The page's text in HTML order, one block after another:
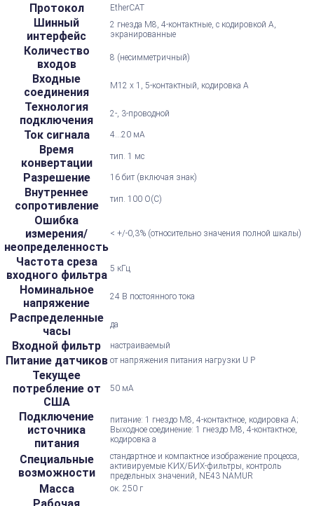
Протокол EtherCAT
Шинный
интерфейс
2 гнезда M8, 4-контактные, с кодировкой А,
экранированные
Количество
входов
8 (несимметричный)
Входные
соединения
M12 x 1, 5-контактный, кодировка А
Технология
подключения
2-, 3-проводной
Ток сигнала 4...20 мА
Время
конвертации
тип. 1 мс
Разрешение 16 бит (включая знак)
Внутреннее
сопротивление
тип. 100 О(C)
Ошибка
измерения/
неопределенность
< +/-0,3% (относительно значения полной шкалы)
Частота среза
входного фильтра 5 кГц
Номинальное
напряжение
24 В постоянного тока
Распределенные
часы
да
Входной фильтр настраиваемый
Питание датчиков от напряжения питания нагрузки U P
Текущее
потребление от
США
50 мА
Подключение
источника
питания
питание: 1 гнездо M8, 4-контактное, кодировка А;
Выходное соединение: 1 гнездо M8, 4-контактное,
кодировка a
Специальные
возможности
стандартное и компактное изображение процесса,
активируемые КИХ/БИХ-фильтры, контроль
предельных значений, NE43 NAMUR
Масса ок. 250 г
Рабочая